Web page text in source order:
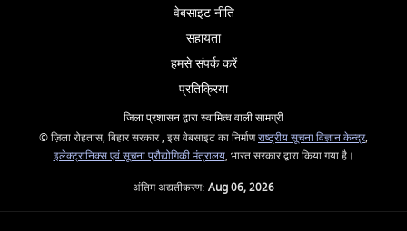
वेबसाइट नीति
सहायता
हमसे संपर्क करें
प्रतिक्रिया
जिला प्रशासन द्वारा स्वामित्व वाली सामग्री
© ज़िला रोहतास, बिहार सरकार , इस वेबसाइट का निर्माणराष्ट्रीय सूचना विज्ञान केन्द्र,
इलेक्ट्रानिक्स एवं सूचना प्रौद्योगिकी मंत्रालय, भारत सरकार द्वारा किया गया है।
अंतिम अद्यतीकरण: Aug 06, 2026